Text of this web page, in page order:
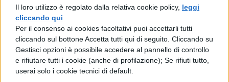
Il loro utilizzo è regolato dalla relativa cookie policy, leggi
cliccando qui
Per il consenso ai cookies facoltativi puoi accettarli tutti
cliccando sul bottone Accetta tutti qui di seguito. Cliccando su
Gestisci opzioni è possibile accedere al pannello di controllo
e rifiutare tutti i cookie (anche di profilazione); Se rifiuti tutto,
userai solo i cookie tecnici di default.
prove, dove tradimenti, sacrifici e conflitti di
interesse si faranno sempre più intensi e
profondi. Intrisa di intrighi politici e pericoli
imminenti, la serie funge da prequel agli
eventi di “Rogue One: A Star Wars Story